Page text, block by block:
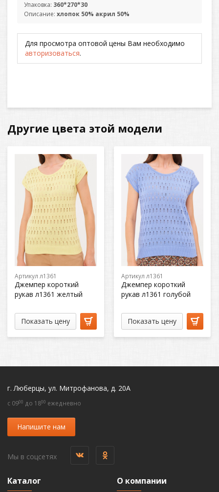
Упаковка: 360*270*30
Описание: хлопок 50% акрил 50%
Для просмотра оптовой цены Вам необходимо
авторизоваться.
Другие цвета этой модели
Артикул л1361
Джемпер короткий
рукав л1361 желтый
Показать цену
Артикул л1361
Джемпер короткий
рукав л1361 голубой
Показать цену
г. Люберцы, ул. Митрофанова, д. 20А
c 0900 до 1800 ежедневно
Напишите нам
Мы в соцсетях
Каталог О компании